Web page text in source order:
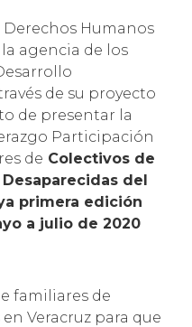
Humanos
agencia de los
de su proyecto
de presentar la
Participación
de Colectivos de
del
primera edición
a julio de 2020
familiares de
Veracruz para que